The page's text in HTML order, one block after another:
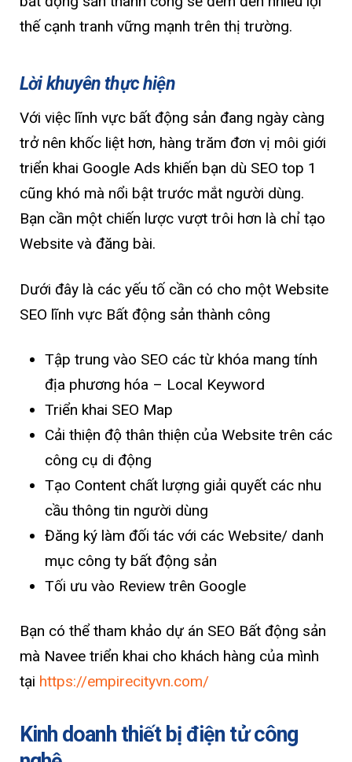
thế cạnh tranh vững mạnh trên thị trường.
Lời khuyên thực hiện
Với việc lĩnh vực bất động sản đang ngày càng
trở nên khốc liệt hơn, hàng trăm đơn vị môi giới
triển khai Google Ads khiến bạn dù SEO top 1
cũng khó mà nổi bật trước mắt người dùng.
Bạn cần một chiến lược vượt trôi hơn là chỉ tạo
Website và đăng bài.
Dưới đây là các yếu tố cần có cho một Website
SEO lĩnh vực Bất động sản thành công
Tập trung vào SEO các từ khóa mang tính
địa phương hóa – Local Keyword
Triển khai SEO Map
Cải thiện độ thân thiện của Website trên các
công cụ di động
Tạo Content chất lượng giải quyết các nhu
cầu thông tin người dùng
Đăng ký làm đối tác với các Website/ danh
mục công ty bất động sản
Tối ưu vào Review trên Google
Bạn có thể tham khảo dự án SEO Bất động sản
mà Navee triển khai cho khách hàng của mình
tại https://empirecityvn.com/
Kinh doanh thiết bị điện tử công